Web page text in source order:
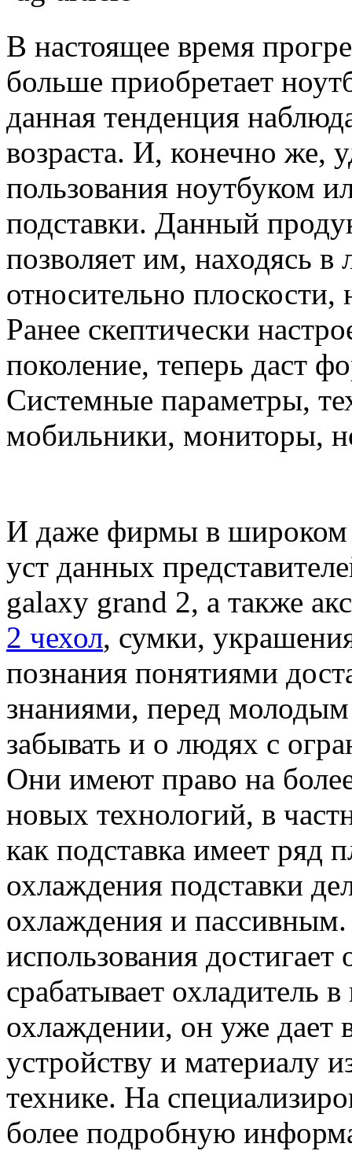
В настоящее время
больше приобретает
данная тенденция
возраста. И, конечно же,
пользования ноутбуком
подставки. Данный
позволяет им, находясь
относительно плоскости,
Ранее скептически
поколение, теперь даст
Системные параметры,
мобильники, мониторы,
И даже фирмы в широком
уст данных
galaxy grand 2, а также
2 чехол, сумки,
познания понятиями
знаниями, перед
забывать и о людях с
Они имеют право на
новых технологий, в
как подставка имеет ряд
охлаждения подставки
охлаждения и
использования
срабатывает охладитель
охлаждении, он уже дает
устройству и материалу
технике. На
более подробную